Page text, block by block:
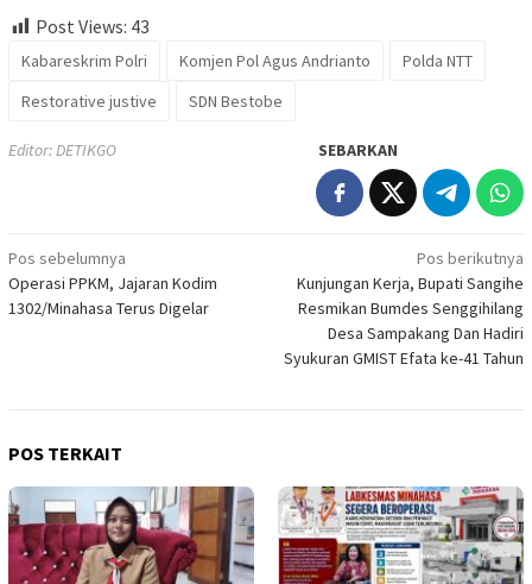
Post Views: 43
Kabareskrim Polri Komjen Pol Agus Andrianto
Polda NTT
Restorative justive
SDN Bestobe
Editor: DETIKGO SEBARKAN
Navigasi
pos
Pos sebelumnya
Operasi PPKM, Jajaran Kodim
1302/Minahasa Terus Digelar
Pos berikutnya
Kunjungan Kerja, Bupati Sangihe
Resmikan Bumdes Senggihilang
Desa Sampakang Dan Hadiri
Syukuran GMIST Efata ke-41 Tahun
POS TERKAIT